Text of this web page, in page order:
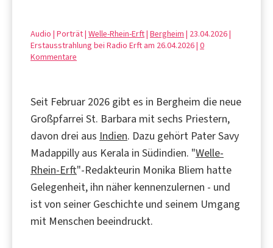
Audio | Porträt | Welle-Rhein-Erft| Bergheim | 23.04.2026 |
Erstausstrahlung bei Radio Erft am 26.04.2026 | 0
Kommentare
Seit Februar 2026 gibt es in Bergheim die neue
Großpfarrei St. Barbara mit sechs Priestern,
davon drei aus Indien. Dazu gehört Pater Savy
Madappilly aus Kerala in Südindien. "Welle-
Rhein-Erft"-Redakteurin Monika Bliem hatte
Gelegenheit, ihn näher kennenzulernen - und
ist von seiner Geschichte und seinem Umgang
mit Menschen beeindruckt.